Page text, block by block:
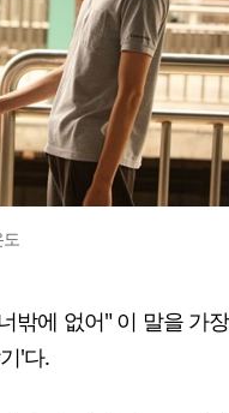
밖에 없어" 이 말을 가장
'다.